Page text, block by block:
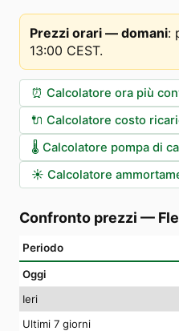
Prezzi orari — domani:
13:00 CEST.
⏰ Calcolatore ora più
🔌 Calcolatore costo
🌡️ Calcolatore pompa di
☀️ Calcolatore
Confronto prezzi —
Periodo
Oggi
Ieri
Ultimi 7 giorni